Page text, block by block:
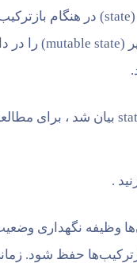
.